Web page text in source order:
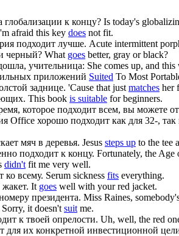
глобализации к концу? Is today's
afraid this key does not fit.
подходит лучше. Acute intermittent
черный? What goes better, gray or black?
учительница: She comes up, and this
приложений Suited To Most
заднице. 'Cause that just matches her
This book is suitable for beginners.
которое подходит всем, вы можете
Office хорошо подходит как для 32-,
мяч в деревья. Jesus steps up to the tee
подходит к концу. Fortunately, the
didn't fit me very well.
ко всему. Serum sickness fits everything.
It goes well with your red jacket.
президента. Miss Raines,
Sorry, it doesn't suit me.
к твоей опрелости. Uh, well, the red
для их конкретной инвестиционной